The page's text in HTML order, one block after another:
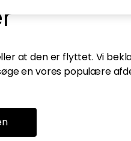
at den er flyttet. Vi
en vores populære